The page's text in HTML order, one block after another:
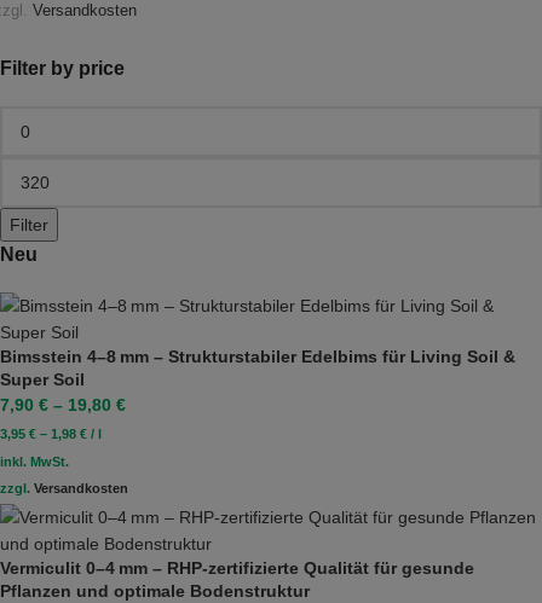
Filter by price
Filter
Neu
Bimsstein 4–8 mm – Strukturstabiler Edelbims für Living Soil &
Super Soil
7,90 € – 19,80 €
3,95 € – 1,98 € / l
inkl. MwSt.
zzgl. Versandkosten
Vermiculit 0–4 mm – RHP-zertifizierte Qualität für gesunde
Pflanzen und optimale Bodenstruktur
Versandkosten